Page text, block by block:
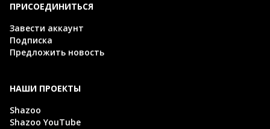
ПРИСОЕДИНИТЬСЯ
Завести аккаунт
Подписка
Предложить новость
НАШИ ПРОЕКТЫ
Shazoo
Shazoo YouTube